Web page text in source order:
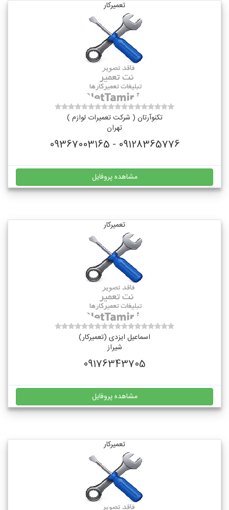
تعمیرکار
تکنوآرتان ( شرکت تعمیرات لوازم )
تهران
09128365776 - 09367003165
مشاهده پروفایل
تعمیرکار
اسماعیل ایزدی (تعمیرکار)
شیراز
09176343705
مشاهده پروفایل
تعمیرکار